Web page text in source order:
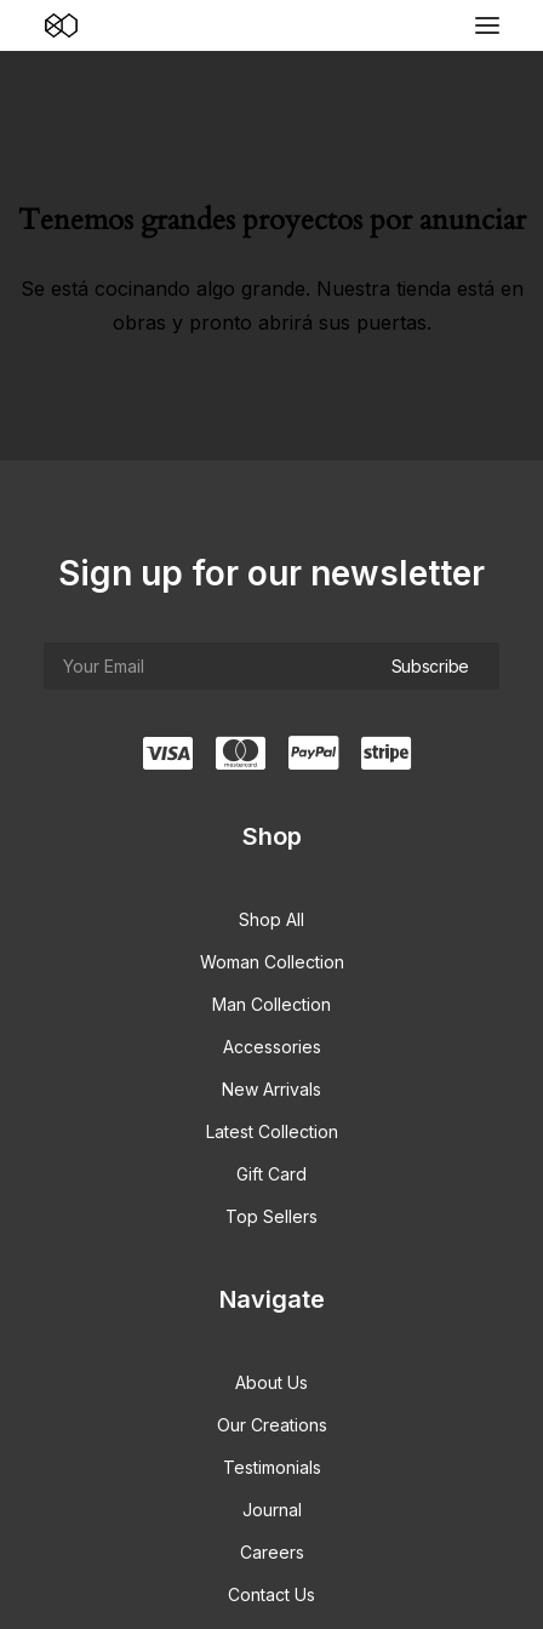
Tenemos grandes proyectos por anunciar
Se está cocinando algo grande. Nuestra tienda está en
obras y pronto abrirá sus puertas.
Sign up for our newsletter
Shop
Shop All
Woman Collection
Man Collection
Accessories
New Arrivals
Latest Collection
Gift Card
Top Sellers
Navigate
About Us
Our Creations
Testimonials
Journal
Careers
Contact Us